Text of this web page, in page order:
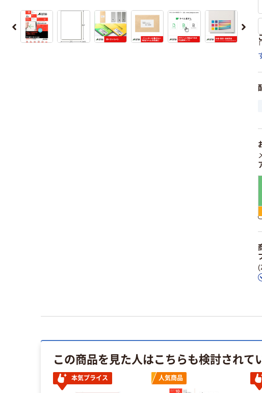
この商品を見た人はこちらも検討されて
本気プライス 人気商品